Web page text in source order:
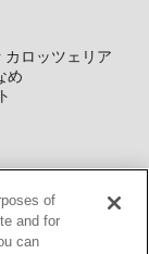
カロッツェリア
め
システム向け地
DB 住所確認
of
and for
can